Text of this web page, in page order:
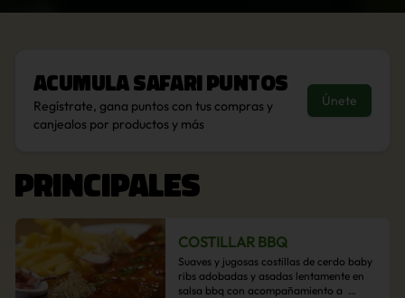
AcumulaSafari Puntos
Regístrate, gana puntos con tus compras y
canjealos por productos y más
Únete
PRINCIPALES
COSTILLAR BBQ
Suaves y jugosas costillas de cerdo baby
ribs adobadas y asadas lentamente en
salsa bbq con acompañamiento a